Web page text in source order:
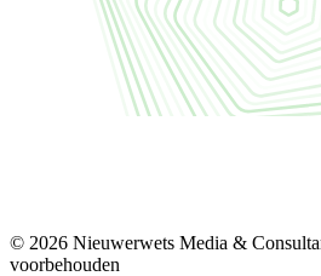
© 2026 Nieuwerwets Media &
voorbehouden